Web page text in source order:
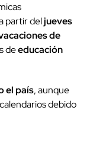
partir deljueves
de
deeducación
el país, aunque
debido